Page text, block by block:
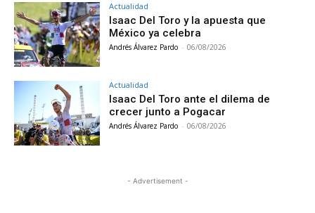
Actualidad
Isaac Del Toro y la apuesta que
México ya celebra
Andrés Álvarez Pardo - 06/08/2026
Actualidad
Isaac Del Toro ante el dilema de
crecer junto a Pogacar
Andrés Álvarez Pardo - 06/08/2026
- Advertisement -